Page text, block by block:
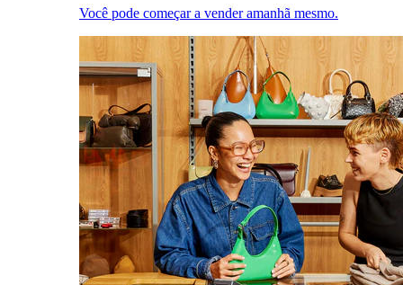
Você pode começar a vender amanhã mesmo.